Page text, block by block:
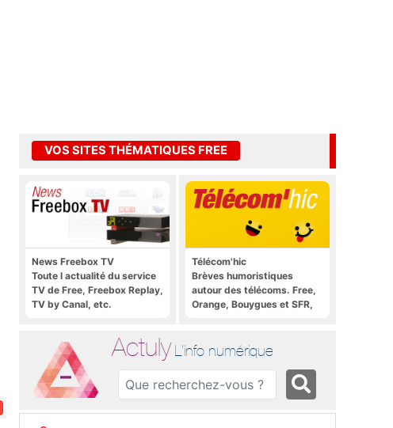
VOS SITES THÉMATIQUES FREE
News Freebox TV
Toute l actualité du service
TV de Free, Freebox Replay,
TV by Canal, etc.
Télécom'hic
Brèves humoristiques
autour des télécoms. Free,
Orange, Bouygues et SFR,
Actuly L'info numérique